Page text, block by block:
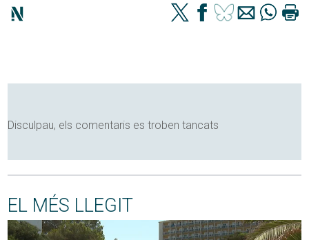
Disculpau, els comentaris es troben tancats
EL MÉS LLEGIT